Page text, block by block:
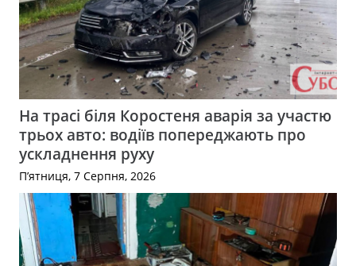
На трасі біля Коростеня аварія за участю
трьох авто: водіїв попереджають про
ускладнення руху
П’ятниця, 7 Серпня, 2026